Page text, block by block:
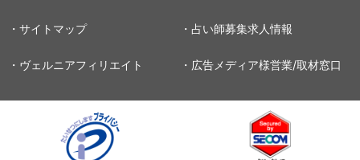
・サイトマップ ・占い師募集求人情報
・ヴェルニアフィリエイト ・広告メディア様営業/取材窓口